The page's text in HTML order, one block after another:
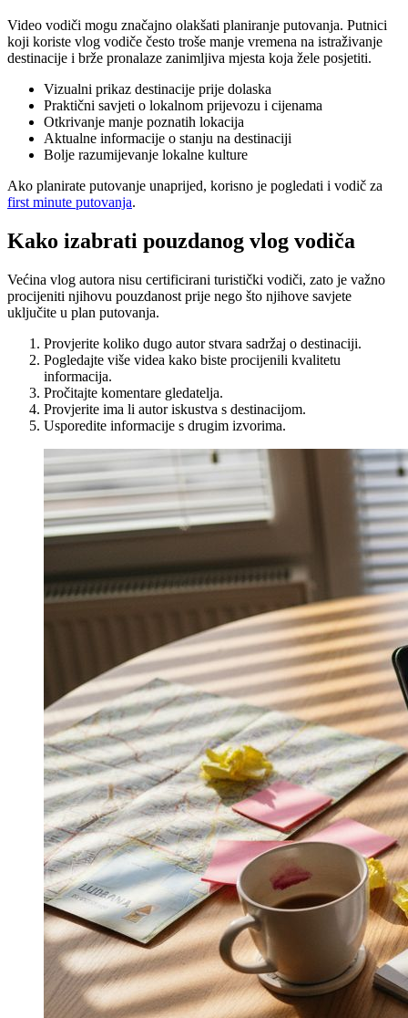
Video vodiči mogu značajno olakšati planiranje putovanja. Putnici
koji koriste vlog vodiče često troše manje vremena na istraživanje
destinacije i brže pronalaze zanimljiva mjesta koja žele posjetiti.
Vizualni prikaz destinacije prije dolaska
Praktični savjeti o lokalnom prijevozu i cijenama
Otkrivanje manje poznatih lokacija
Aktualne informacije o stanju na destinaciji
Bolje razumijevanje lokalne kulture
Ako planirate putovanje unaprijed, korisno je pogledati i vodič za
first minute putovanja.
Kako izabrati pouzdanog vlog vodiča
Većina vlog autora nisu certificirani turistički vodiči, zato je važno
procijeniti njihovu pouzdanost prije nego što njihove savjete
uključite u plan putovanja.
Provjerite koliko dugo autor stvara sadržaj o destinaciji.
Pogledajte više videa kako biste procijenili kvalitetu
informacija.
Pročitajte komentare gledatelja.
Provjerite ima li autor iskustva s destinacijom.
Usporedite informacije s drugim izvorima.